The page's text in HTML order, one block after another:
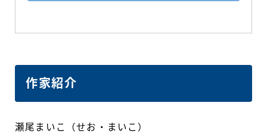
作家紹介
瀬尾まいこ（せお・まいこ）